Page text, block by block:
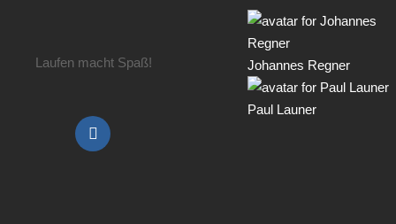
Laufen macht Spaß! Johannes Regner
Paul Launer